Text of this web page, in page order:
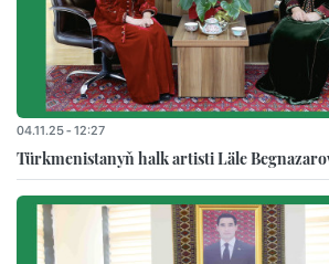
04.11.25 - 12:27
Türkmenistanyň halk artisti Läle